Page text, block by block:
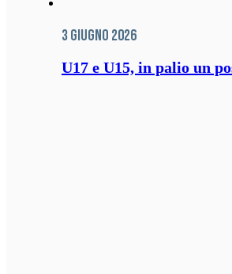
3 Giugno 2026
U17 e U15, in palio un